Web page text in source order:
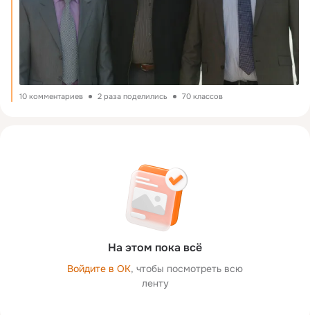
10 комментариев 2 раза поделились 70 классов
На этом пока всё
Войдите в ОК, чтобы посмотреть всю
ленту